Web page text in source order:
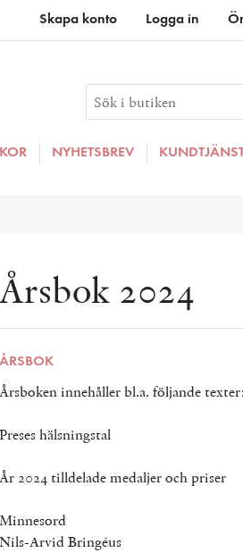
Skapa konto Logga in
NYHETSBREV
Årsbok 2024
ÅRSBOK
Årsboken innehåller bl.a. följande texter:
Preses hälsningstal
År 2024 tilldelade medaljer och priser
Minnesord
Nils-Arvid Bringéus